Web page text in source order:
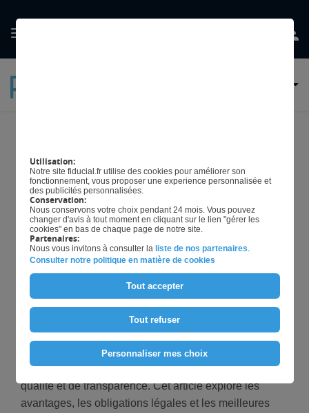
un atout pour votre
restaurant
Mis à jour le24/07/2024
La restauration est un secteur compétitif où la qualité
et l'authenticité des plats jouent un rôle crucial pour
attirer et fidéliser les clients. Parmi les nombreux
atouts que peut revendiquer un établissement, la
mention "fait-maison" se distingue comme un gage de
qualité et de transparence. Cet article explore les
avantages, les obligations légales et les meilleures
Utilisation:
Notre site fiducial.fr utilise des cookies pour améliorer son
fonctionnement, vous proposer une experience personnalisée et
des publicités personnalisées.
Conservation:
Nous conservons votre choix pendant 24 mois. Vous pouvez
changer d'avis à tout moment en cliquant sur le lien "gérer les
cookies" en bas de chaque page de notre site.
Partenaires:
Nous vous invitons à consulter la liste de nos partenaires.
Consulter notre politique en matière de cookies
Tout accepter
Tout refuser
Personnaliser mes choix